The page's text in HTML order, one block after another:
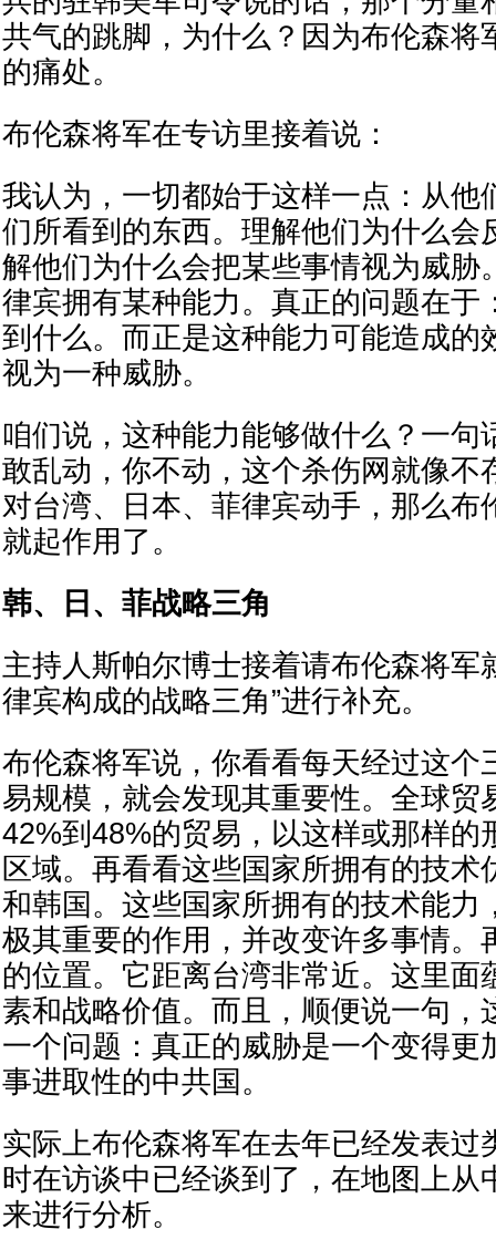
共气的跳脚，为什么？因为布伦森将
的痛处。
布伦森将军在专访里接着说：
我认为，一切都始于这样一点：从他
们所看到的东西。理解他们为什么会
解他们为什么会把某些事情视为威胁
律宾拥有某种能力。真正的问题在于
到什么。而正是这种能力可能造成的
视为一种威胁。
咱们说，这种能力能够做什么？一句
敢乱动，你不动，这个杀伤网就像不
对台湾、日本、菲律宾动手，那么布
就起作用了。
韩、日、菲战略三角
主持人斯帕尔博士接着请布伦森将军
律宾构成的战略三角”进行补充。
布伦森将军说，你看看每天经过这个
易规模，就会发现其重要性。全球贸
42%到48%的贸易，以这样或那样的
区域。再看看这些国家所拥有的技术
和韩国。这些国家所拥有的技术能力
极其重要的作用，并改变许多事情。
的位置。它距离台湾非常近。这里面
素和战略价值。而且，顺便说一句，
一个问题：真正的威胁是一个变得更
事进取性的中共国。
实际上布伦森将军在去年已经发表过
时在访谈中已经谈到了，在地图上从
来进行分析。